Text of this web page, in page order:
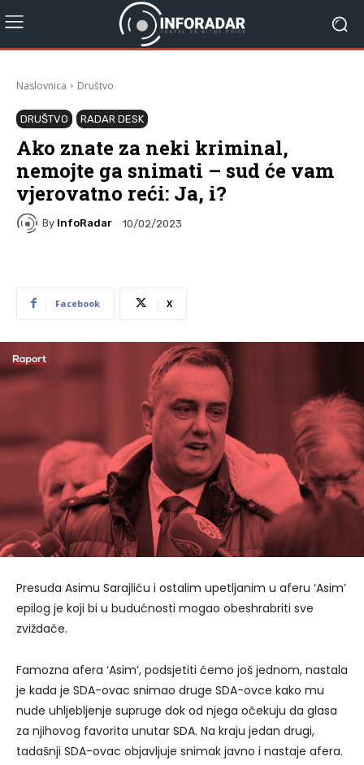
Naslovnica Društvo
DRUŠTVO RADAR DESK
Ako znate za neki kriminal,
nemojte ga snimati – sud će vam
vjerovatno reći: Ja, i?
By InfoRadar 10/02/2023
Facebook X
Presuda Asimu Sarajliću i ostalim upetljanim u aferu ‘Asim’
epilog je koji bi u budućnosti mogao obeshrabriti sve
zviždače.
Famozna afera ‘Asim’, podsjetiti ćemo još jednom, nastala
je kada je SDA-ovac snimao druge SDA-ovce kako mu
nude uhljebljenje supruge dok od njega očekuju da glasa
za njihovog favorita unutar SDA. Na kraju jedan drugi,
tadašnji SDA-ovac objavljuje snimak javno i nastaje afera.